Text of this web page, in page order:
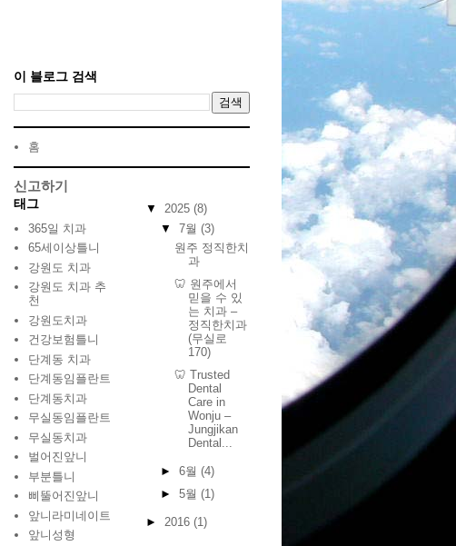
이 블로그 검색
홈
신고하기
태그
365일 치과
65세이상틀니
강원도 치과
강원도 치과 추
천
강원도치과
건강보험틀니
단계동 치과
단계동임플란트
단계동치과
무실동임플란트
무실동치과
벌어진앞니
부분틀니
삐뚤어진앞니
앞니라미네이트
앞니성형
▼ 2025 (8)
▼ 7월 (3)
원주 정직한치
과
🦷 원주에서
믿을 수 있
는 치과 –
정직한치과
(무실로
170)
🦷 Trusted
Dental
Care in
Wonju –
Jungjikan
Dental...
► 6월 (4)
► 5월 (1)
► 2016 (1)